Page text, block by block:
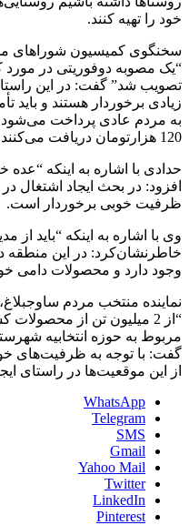
خود را تهیه کنند‌‌.
سخنگوی کمیسیون شوراهای
“یک مصوبه دوفوریتی در
تصویب شد” گفت: در این
به مردم عادی پرداخت می‌شود
120 هزارتومان دریافت می‌کنند.
حدادی با اشاره به اینکه
افزود: در بحث ایجاد اشتغال
ظرفیت خوبی برخوردار است.
وی با اشاره به اینکه “باید از
وجود دارد و محصولات دامی
نماینده منتخب مردم
مربوط به حوزه انتخابیه
گفت: با توجه به ظرفیت‌های
از این موقعیت‌ها در راستای
WhatsApp
Telegram
SMS
Gmail
Yahoo Mail
Twitter
LinkedIn
Pinterest